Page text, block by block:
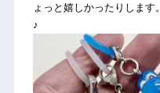
ょっと嬉しかったりしま
♪